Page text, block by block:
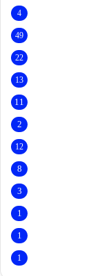
4
49
22
13
11
2
12
8
3
1
1
1